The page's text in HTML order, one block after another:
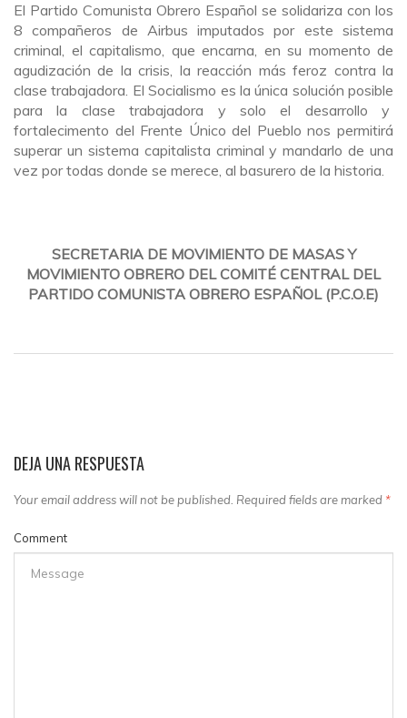
El Partido Comunista Obrero Español se solidariza con los
8 compañeros de Airbus imputados por este sistema
criminal, el capitalismo, que encarna, en su momento de
agudización de la crisis, la reacción más feroz contra la
clase trabajadora. El Socialismo es la única solución posible
para la clase trabajadora y solo el desarrollo y
fortalecimento del Frente Único del Pueblo nos permitirá
superar un sistema capitalista criminal y mandarlo de una
vez por todas donde se merece, al basurero de la historia.
SECRETARIA DE MOVIMIENTO DE MASAS Y
MOVIMIENTO OBRERO DEL COMITÉ CENTRAL DEL
PARTIDO COMUNISTA OBRERO ESPAÑOL (P.C.O.E)
DEJA UNA RESPUESTA
Your email address will not be published. Required fields are marked *
Comment